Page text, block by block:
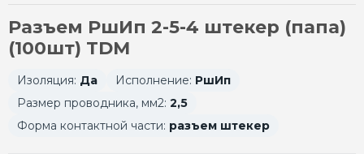
Разъем РшИп 2-5-4 штекер (папа)
(100шт) TDM
Изоляция: Да Исполнение: РшИп
Размер проводника, мм2: 2,5
Форма контактной части: разъем штекер